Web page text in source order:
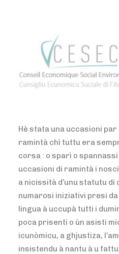
Hè stata una uccasioni par
ramintà chì tuttu era
corsa : o sparì o
uccasioni di ramintà i
a nicissità d’unu statutu
numarosi iniziativi presi da
lingua à uccupà tutti i
poca prisenti o ùn asisti
icunòmicu, a ghjustiza,
insistendu à nantu à u